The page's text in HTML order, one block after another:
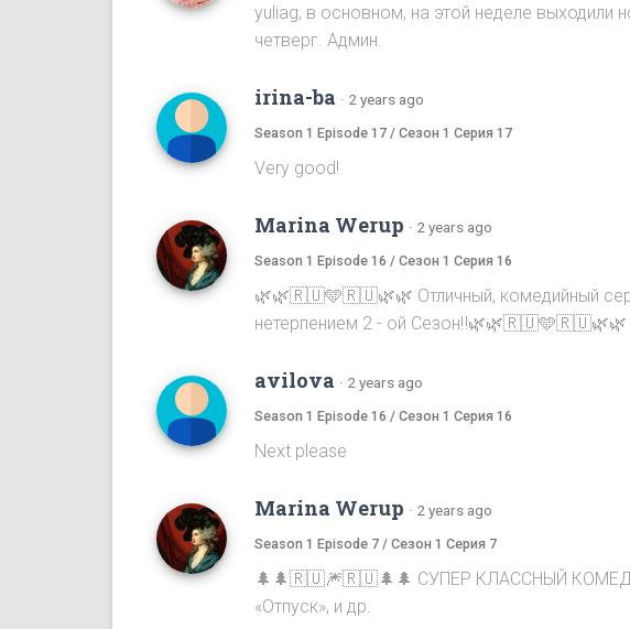
yuliag, в основном, на этой неделе выходили
четверг. Админ.
irina-ba · 2 years ago
Season 1 Episode 17 / Сезон 1 Серия 17
Very good!
Marina Werup · 2 years ago
Season 1 Episode 16 / Сезон 1 Серия 16
🌿🌿🇷🇺🩵🇷🇺🌿🌿 Отличный, комедийный
нетерпением 2 - ой Сезон‼️🌿🌿🇷🇺🩵🇷🇺🌿🌿
avilova · 2 years ago
Season 1 Episode 16 / Сезон 1 Серия 16
Next please
Marina Werup · 2 years ago
Season 1 Episode 7 / Сезон 1 Серия 7
🌲🌲🇷🇺🎆🇷🇺🌲🌲 СУПЕР КЛАССНЫЙ
«Отпуск», и др.